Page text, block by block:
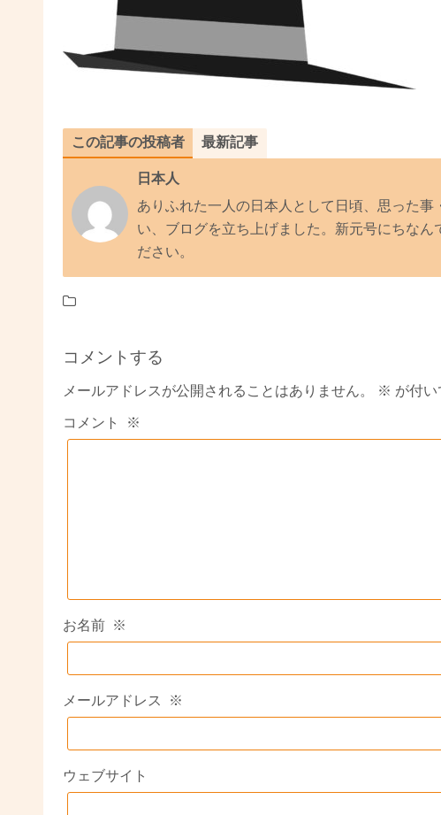
この記事の投稿者 最新記事
日本人
ありふれた一人の日本人として日頃、思った
い、ブログを立ち上げました。新元号にちな
ださい。
コメントする
メールアドレスが公開されることはありません。 ※ が付
コメント ※
お名前 ※
メールアドレス ※
ウェブサイト